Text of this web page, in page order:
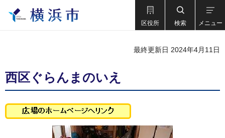
区役所 検索 メニュー
最終更新日 2024年4月11日
西区ぐらんまのいえ